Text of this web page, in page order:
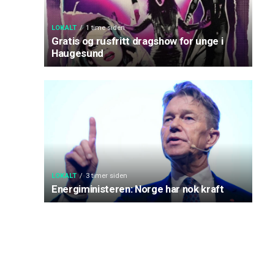
LOKALT 1 time siden
Gratis og rusfritt dragshow for unge i
Haugesund
LOKALT 3 timer siden
Energiministeren: Norge har nok kraft